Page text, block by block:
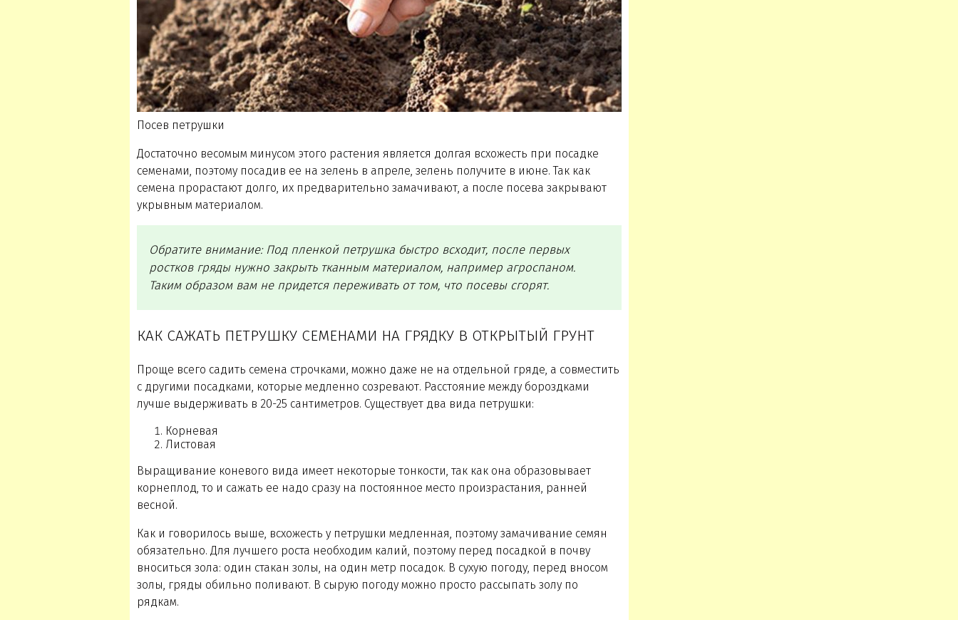
Посев петрушки
Достаточно весомым минусом этого растения является долгая всхожесть при посадке
семенами, поэтому посадив ее на зелень в апреле, зелень получите в июне. Так как
семена прорастают долго, их предварительно замачивают, а после посева закрывают
укрывным материалом.
Обратите внимание: Под пленкой петрушка быстро всходит, после первых
ростков гряды нужно закрыть тканным материалом, например агроспаном.
Таким образом вам не придется переживать от том, что посевы сгорят.
КАК САЖАТЬ ПЕТРУШКУ СЕМЕНАМИ НА ГРЯДКУ В ОТКРЫТЫЙ ГРУНТ
Проще всего садить семена строчками, можно даже не на отдельной гряде, а совместить
с другими посадками, которые медленно созревают. Расстояние между бороздками
лучше выдерживать в 20-25 сантиметров. Существует два вида петрушки:
Корневая
Листовая
Выращивание коневого вида имеет некоторые тонкости, так как она образовывает
корнеплод, то и сажать ее надо сразу на постоянное место произрастания, ранней
весной.
Как и говорилось выше, всхожесть у петрушки медленная, поэтому замачивание семян
обязательно. Для лучшего роста необходим калий, поэтому перед посадкой в почву
вноситься зола: один стакан золы, на один метр посадок. В сухую погоду, перед вносом
золы, гряды обильно поливают. В сырую погоду можно просто рассыпать золу по
рядкам.